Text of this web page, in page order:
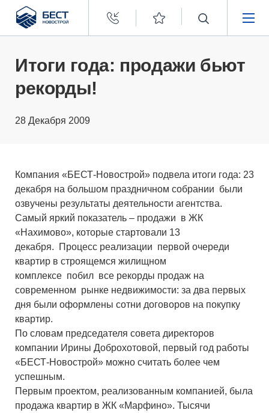
Бест
Новострой
ПОКУПАТЕЛЯМ
ЗАСТРОЙЩИКАМ
Итоги года: продажи бьют
рекорды!
28 Декабря 2009
Компания «БЕСТ-Новострой» подвела итоги года: 23
декабря на большом праздничном собрании были
озвучены результаты деятельности агентства.
Самый яркий показатель – продажи в ЖК
«Нахимово», которые стартовали 13
декабря. Процесс реализации первой очереди
квартир в строящемся жилищном
комплексе побил все рекорды продаж на
современном рынке недвижимости: за два первых
дня были оформлены сотни договоров на покупку
квартир.
По словам председателя совета директоров
компании Ирины Доброхотовой, первый год работы
«БЕСТ-Новострой» можно считать более чем
успешным.
Первым проектом, реализованным компанией, была
продажа квартир в ЖК «Марфино». Тысячи